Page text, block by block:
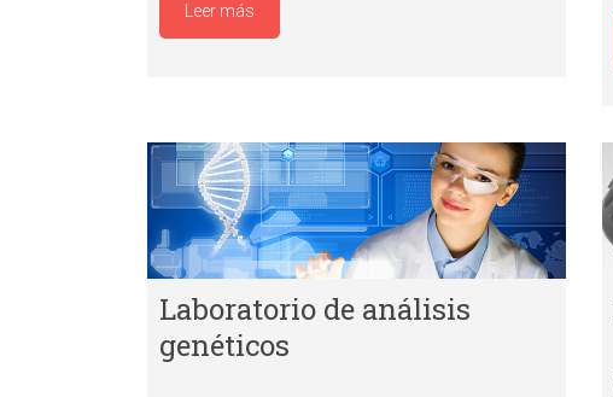
Leer más
Laboratorio de análisis
genéticos